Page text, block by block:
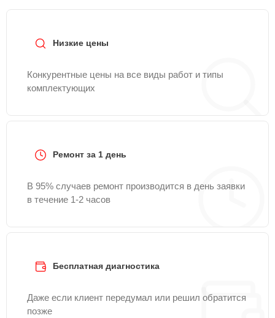
Низкие цены
Конкурентные цены на все виды работ и типы
комплектующих
Ремонт за 1 день
В 95% случаев ремонт производится в день заявки
в течение 1-2 часов
Бесплатная диагностика
Даже если клиент передумал или решил обратится
позже